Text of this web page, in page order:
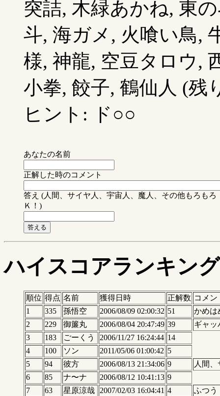
突詰, 木緑あかね, 東
斗, 海ガメ, 火喰い鳥,
様, 神龍, 空豆タロウ,
小拳, 餃子, 鶴仙人 (残
ヒント: ド○○
あなたの名前
正解した時のコメント
答え (人間、サイヤ人、宇宙人、魔人、その他もろも
Ｋ！)
ハイスコアランキング
順位 得点 名前 獲得日時 正解数 コメン
1
335 孫悟空 2006/08/09 02:00:32 51
かめは
2
229 御簾丸 2006/08/04 20:47:49 39
ギャ
3
183 ごーくう 2006/11/27 16:24:44 14
4
100 ソン 2011/05/06 01:00:42 5
5
94 彼方 2006/08/13 21:34:06 9
人間
6
85 ナ〜ナ 2006/08/12 10:41:13 9
7
63 星原涼哉 2007/02/03 16:04:41 4
ふつう